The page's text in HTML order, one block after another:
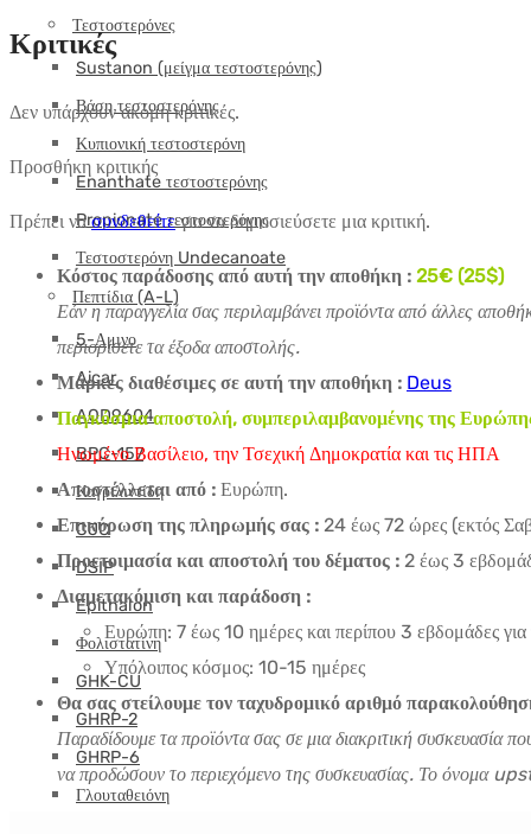
Τεστοστερόνες
Sustanon (μείγμα τεστοστερόνης)
Βάση τεστοστερόνης
Κυπιονική τεστοστερόνη
Enanthate τεστοστερόνης
Propionate τεστοστερόνης
Τεστοστερόνη Undecanoate
Πεπτίδια (A-L)
5-Αμινο
Aicar
AOD9604
BPC-157
Καγριλιντίδη
CJC
DSIP
Epithalon
Φολιστατίνη
GHK-CU
GHRP-2
GHRP-6
Γλουταθειόνη
Κριτικές
Δεν υπάρχουν ακόμη κριτικές.
Προσθήκη κριτικής
Πρέπει νασυνδεθείτεγια να δημοσιεύσετε μια κριτική.
Κόστος παράδοσης από αυτή την αποθήκη : 25€ (25$)
Εάν η παραγγελία σας περιλαμβάνει προϊόντα από άλλες
περιορίσετε τα έξοδα αποστολής.
Μάρκες διαθέσιμες σε αυτή την αποθήκη : Deus
Παγκόσμια αποστολή, συμπεριλαμβανομένης της
Ηνωμένο Βασίλειο, την Τσεχική Δημοκρατία και τις ΗΠΑ
Αποστέλλεται από : Ευρώπη.
Επικύρωση της πληρωμής σας : 24 έως 72 ώρες (εκτός
Προετοιμασία και αποστολή του δέματος : 2 έως 3
Διαμετακόμιση και παράδοση :
Ευρώπη: 7 έως 10 ημέρες και περίπου 3 εβδομάδες για
Υπόλοιπος κόσμος: 10-15 ημέρες
Θα σας στείλουμε τον ταχυδρομικό αριθμό
Παραδίδουμε τα προϊόντα σας σε μια διακριτική συσκευασία
να προδώσουν το περιεχόμενο της συσκευασίας. Το όνομα